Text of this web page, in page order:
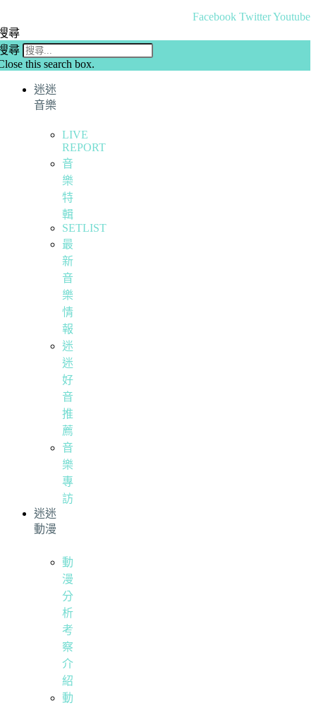
Facebook TwitterYoutube
尋
尋
this search box.
迷迷
音樂
LIVE
REPORT
音
樂
特
輯
SETLIST
最
新
音
樂
情
報
迷
迷
好
音
推
薦
音
樂
專
訪
迷迷
動漫
動
漫
分
析
考
察
介
紹
動